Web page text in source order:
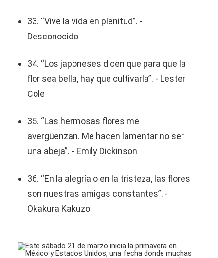
33. “Vive la vida en plenitud”. -
Desconocido
34. “Los japoneses dicen que para que la
flor sea bella, hay que cultivarla”. - Lester
Cole
35. “Las hermosas flores me
avergüenzan. Me hacen lamentar no ser
una abeja”. - Emily Dickinson
36. “En la alegría o en la tristeza, las flores
son nuestras amigas constantes”. -
Okakura Kakuzo